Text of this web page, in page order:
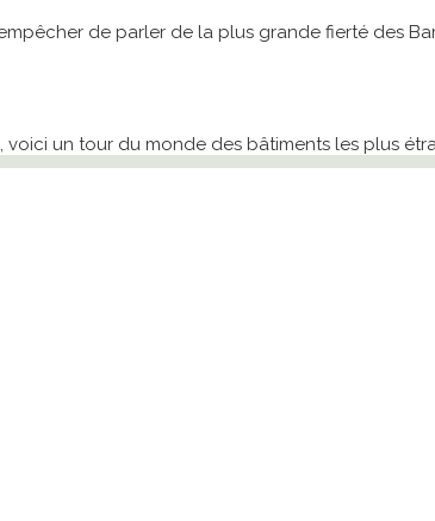
de parler de la plus grande fierté des
un tour du monde des bâtiments les plus